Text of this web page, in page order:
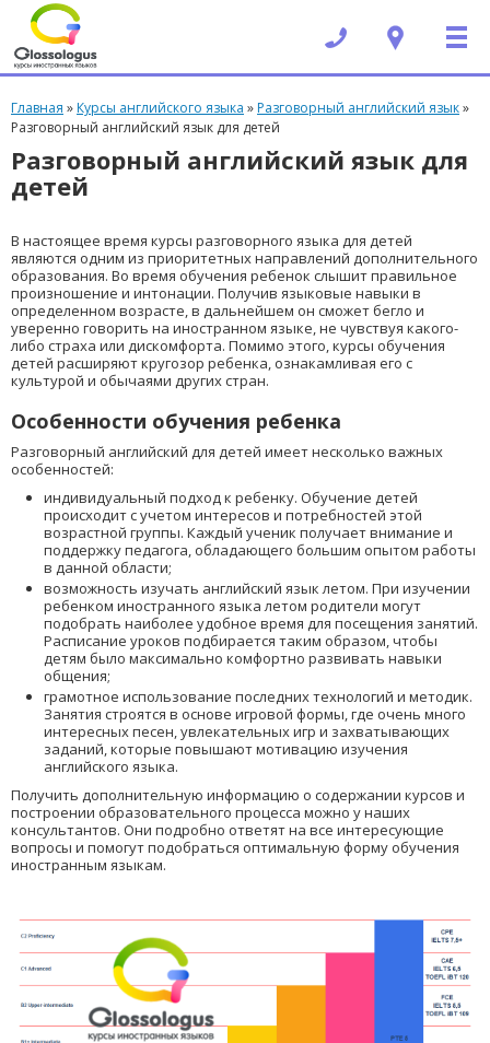
Вы здесь
Главная » Курсы английского языка » Разговорный английский язык»
Разговорный английский язык для детей
Разговорный английский язык для
детей
В настоящее время курсы разговорного языка для детей
являются одним из приоритетных направлений дополнительного
образования. Во время обучения ребенок слышит правильное
произношение и интонации. Получив языковые навыки в
определенном возрасте, в дальнейшем он сможет бегло и
уверенно говорить на иностранном языке, не чувствуя какого-
либо страха или дискомфорта. Помимо этого, курсы обучения
детей расширяют кругозор ребенка, ознакамливая его с
культурой и обычаями других стран.
Особенности обучения ребенка
Разговорный английский для детей имеет несколько важных
особенностей:
индивидуальный подход к ребенку. Обучение детей
происходит с учетом интересов и потребностей этой
возрастной группы. Каждый ученик получает внимание и
поддержку педагога, обладающего большим опытом работы
в данной области;
возможность изучать английский язык летом. При изучении
ребенком иностранного языка летом родители могут
подобрать наиболее удобное время для посещения занятий.
Расписание уроков подбирается таким образом, чтобы
детям было максимально комфортно развивать навыки
общения;
грамотное использование последних технологий и методик.
Занятия строятся в основе игровой формы, где очень много
интересных песен, увлекательных игр и захватывающих
заданий, которые повышают мотивацию изучения
английского языка.
Получить дополнительную информацию о содержании курсов и
построении образовательного процесса можно у наших
консультантов. Они подробно ответят на все интересующие
вопросы и помогут подобраться оптимальную форму обучения
иностранным языкам.